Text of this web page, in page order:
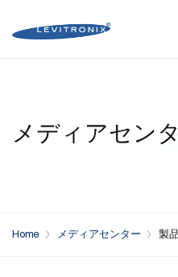
メディアセン
Home メディアセンター 製